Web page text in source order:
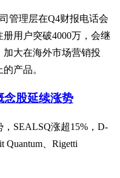
管理层在Q4财报电话会
用户突破4000万，会继
大在海外市场营销投
产品。
念股延续涨势
SEALSQ涨超15%，D-
Quantum、Rigetti